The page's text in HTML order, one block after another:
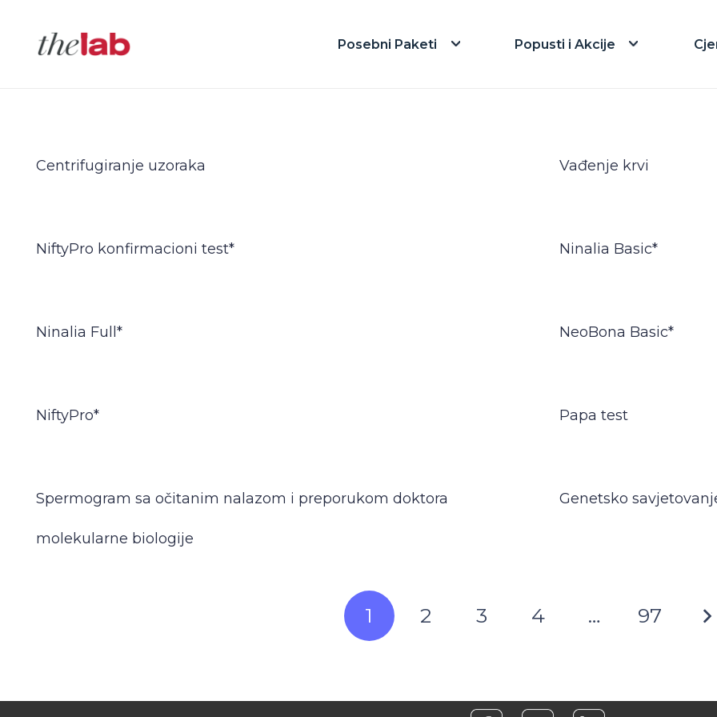
Posebni Paketi Popusti i Akcije
Centrifugiranje uzoraka Vađenje krvi
NiftyPro konfirmacioni test* Ninalia Basic*
Ninalia Full* NeoBona Basic*
NiftyPro* Papa test
Spermogram sa očitanim nalazom i preporukom doktora
molekularne biologije
Genetsko
1 2 3 4 … 97